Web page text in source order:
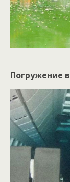
Погружение